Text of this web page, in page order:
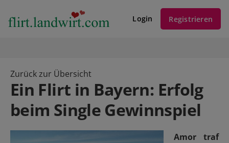
Login Registrieren
Zurück zur Übersicht
Ein Flirt in Bayern: Erfolg
beim Single Gewinnspiel
Amor traf